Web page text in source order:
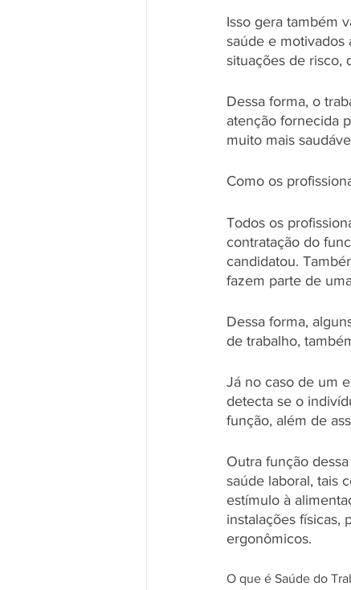
Isso gera também
saúde e motivados
situações de risco,
Dessa forma, o
atenção fornecida
muito mais
Como os
Todos os
contratação do
candidatou.
fazem parte de
Dessa forma,
de trabalho,
Já no caso de um
detecta se o
função, além de
Outra função
saúde laboral, tais
estímulo à
instalações físicas,
ergonômicos.
O que é Saúde do